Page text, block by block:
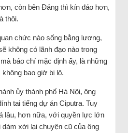
còn bên Đảng thì kín đáo hơn,
thôi.
chức nào sống bằng lương,
không có lãnh đạo nào trong
báo chí mặc định ấy, là những
bao giờ bị lộ.
ủy thành phố Hà Nội, ông
tai tiếng dự án Ciputra. Tuy
lâu, hơn nữa, với quyền lực lớn
dám xới lại chuyện cũ của ông